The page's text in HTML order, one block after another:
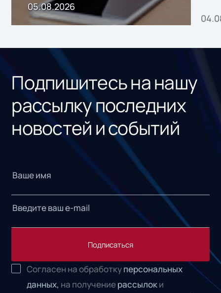
05.08.2026
Подпишитесь на нашу
рассылку последних
новостей и событий
Подписаться
Согласен на обработкуперсональных
данных, на получениерассылоки